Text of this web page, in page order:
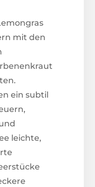
mit den
ein subtil
leichte,